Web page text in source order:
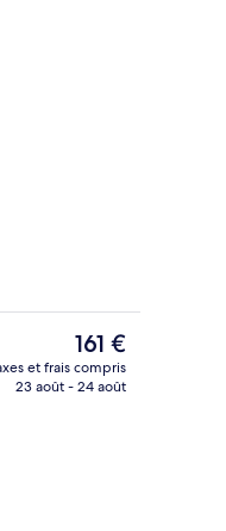
Le
prix
actuel
161 €
et frais compris
23 août - 24 août